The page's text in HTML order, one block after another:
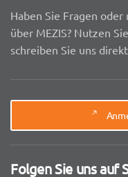
Haben Sie Fragen
über MEZIS? Nutzen
schreiben Sie uns
Folgen Sie uns auf